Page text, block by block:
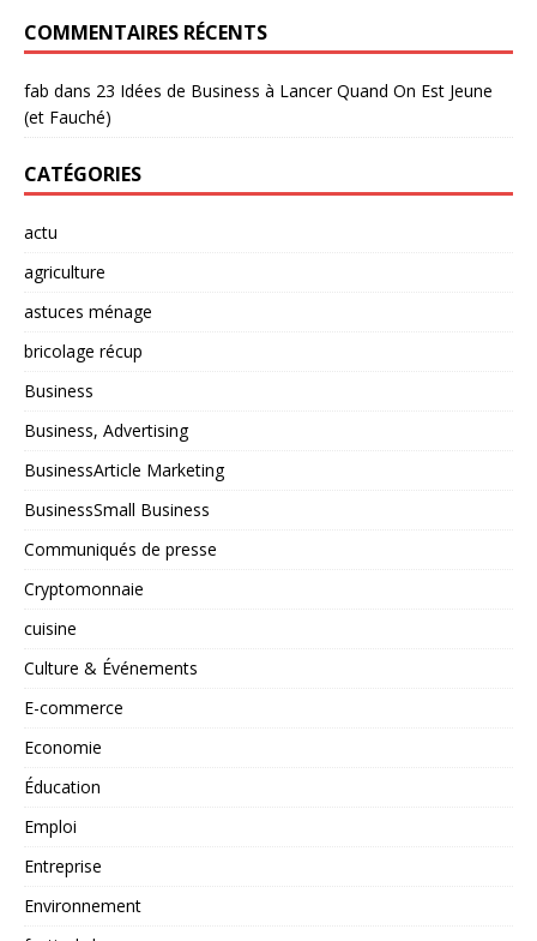
COMMENTAIRES RÉCENTS
fab dans 23 Idées de Business à Lancer Quand On Est Jeune
(et Fauché)
CATÉGORIES
actu
agriculture
astuces ménage
bricolage récup
Business
Business, Advertising
BusinessArticle Marketing
BusinessSmall Business
Communiqués de presse
Cryptomonnaie
cuisine
Culture & Événements
E-commerce
Economie
Éducation
Emploi
Entreprise
Environnement